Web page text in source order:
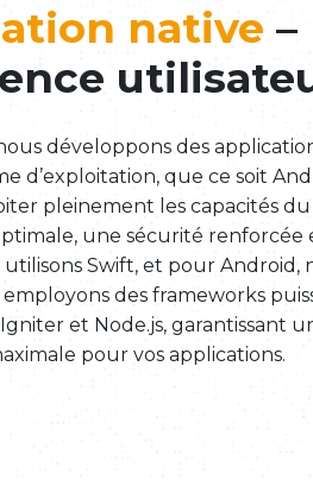
native
développons des
d’exploitation, que ce soit
pleinement les capacités
une sécurité
utilisons Swift, et pour
des frameworks
et Node.js, garantissant
pour vos applications.